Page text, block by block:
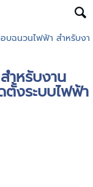
บฉนวนไฟฟ้า สำหรับงา
ำหรับงาน
ตั้งระบบไฟฟ้า